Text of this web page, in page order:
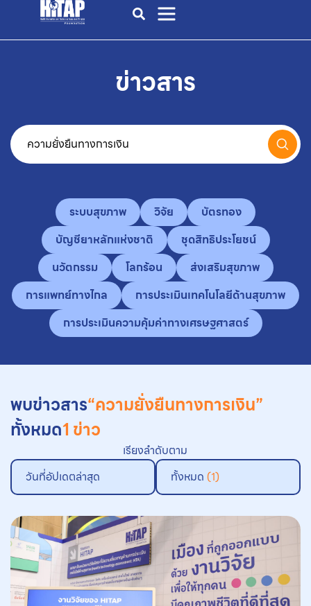
ข่าวสาร
ระบบสุขภาพ วิจัย
บัตรทอง
บัญชียาหลักแห่งชาติ
ชุดสิทธิประโยชน์
นวัตกรรม
โลกร้อน
ส่งเสริมสุขภาพ
การแพทย์ทางไกล
การประเมินเทคโนโลยีด้านสุขภาพ
การประเมินความคุ้มค่าทางเศรษฐศาสตร์
พบข่าวสาร“ความยั่งยืนทางการเงิน”
ทั้งหมด1 ข่าว
เรียงลำดับตาม
วันที่อัปเดตล่าสุด
ทั้งหมด (1)